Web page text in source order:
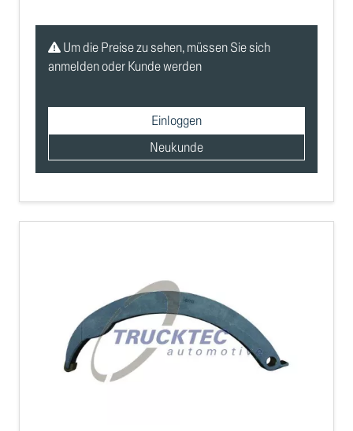
Um die Preise zu sehen, müssen Sie sich
anmelden oder Kunde werden
Einloggen
Neukunde